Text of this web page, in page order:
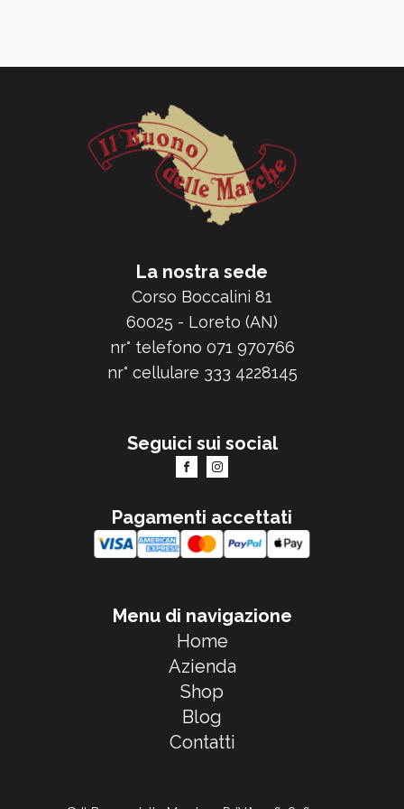
La nostra sede
Corso Boccalini 81
60025 - Loreto (AN)
nr° telefono 071 970766
nr° cellulare 333 4228145
Seguici sui social
Pagamenti accettati
Menu di navigazione
Home
Azienda
Shop
Blog
Contatti